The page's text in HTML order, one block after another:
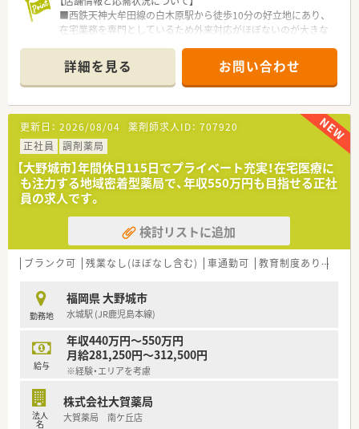
■西鉄天神大牟田線の白木原駅から徒歩10分の好立地にあり、
在宅業務を専門としているため外来対応がほぼないのが大きな
■処方箋は13施設・約400名分を応需しており、薬剤師は正社員2
名とパート3名、事務も8名在籍する非常に活気ある大型店舗で
す。
■施設調剤がメインの環境ですが、近隣の春日エリアを中心に平
均移動時間15分前後の範囲で計画的な訪問業務を行っておりま
す。
【法人特徴について】
■2021年に東証グロース市場へ上場を果たしており、福岡県内
を拠点に全国63店舗を展開する安定した経営基盤を持つ法人で
す。
■超高齢化社会において必須となる在宅医療に特化し、自社開発
の専用システムを導入することで現場の業務負荷軽減を実現し
ています。
■「24時間365日、自宅で安心して過ごせる社会」を目指し、オン
します。
【職場環境と雰囲気】
■2階建ての建物の2階部分に店舗があり広々とした清潔感のあ
る空間で、周辺にはコンビニや飲食店も多く休憩時間も充実しま
す。
■管理薬剤師は30代から40代のベテランが務めており、10年以
です。
■事務スタッフの人数も多く、ピッキングやセット業務などのサ
詳細を見る お問い合わせ
更新日： 2026/08/04 薬剤師求人ID： 707920
正社員
調剤薬局
【大野城市】年間休日115日でプライベート充実！在宅医療に
も注力する地域密着型薬局で、年収550万円も目指せる正社
員の求人です。
検討リストに追加
ブランク可 残業なし(ほぼなし含む) 車通勤可 教育制度あり
勤務地
福岡県 大野城市
水城駅 (JR鹿児島本線)
給与
年収440万円～550万円
月給281,250円～312,500円
※経験・エリアを考慮
法人
名
株式会社大賀薬局
大賀薬局 南ケ丘店